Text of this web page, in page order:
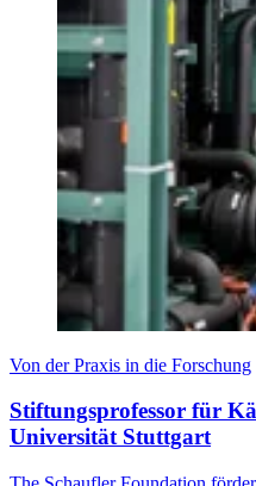
Von der Praxis in die Forschung
Stiftungsprofessor für
Universität Stuttgart